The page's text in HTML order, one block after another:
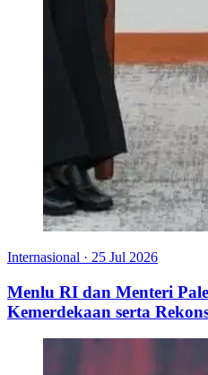
Internasional · 25 Jul 2026
Menlu RI dan Menteri
Kemerdekaan serta